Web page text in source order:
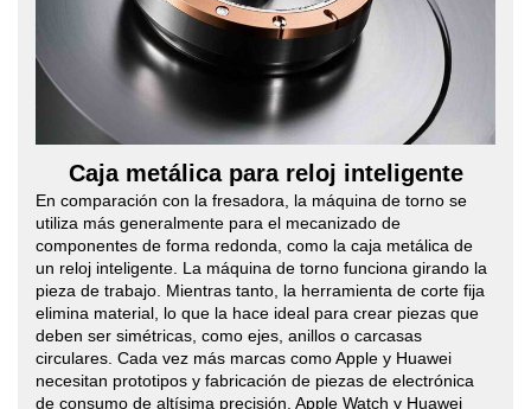
Caja metálica para reloj inteligente
En comparación con la fresadora, la máquina de torno se
utiliza más generalmente para el mecanizado de
componentes de forma redonda, como la caja metálica de
un reloj inteligente. La máquina de torno funciona girando la
pieza de trabajo. Mientras tanto, la herramienta de corte fija
elimina material, lo que la hace ideal para crear piezas que
deben ser simétricas, como ejes, anillos o carcasas
circulares. Cada vez más marcas como Apple y Huawei
necesitan prototipos y fabricación de piezas de electrónica
de consumo de altísima precisión. Apple Watch y Huawei